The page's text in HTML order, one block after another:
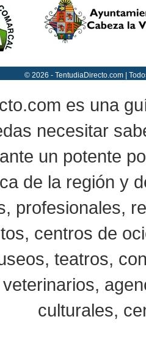
© 2026 - TentudiaDirecto.com |
es una
necesitar
un potente
de la región y
profesionales,
centros de
teatros,
culturales,